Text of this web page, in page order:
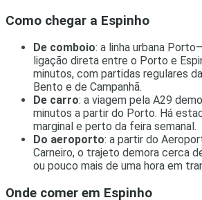
Como chegar a Espinho
De comboio: a linha urbana
ligação direta entre o Porto e
minutos, com partidas regulares
Bento e de Campanhã.
De carro: a viagem pela A29
minutos a partir do Porto. Há
marginal e perto da feira semanal.
Do aeroporto: a partir do
Carneiro, o trajeto demora cerca
ou pouco mais de uma hora em
Onde comer em Espinho